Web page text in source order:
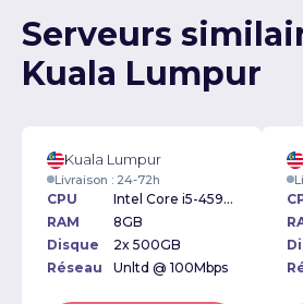
Serveurs
Kuala Lumpur
Kuala Lumpur
Livraison : 24-72h
CPU
Intel Core i5-4590 3.30GHz
RAM
8GB
Disque
2x 500GB
Réseau
Unltd @ 100Mbps